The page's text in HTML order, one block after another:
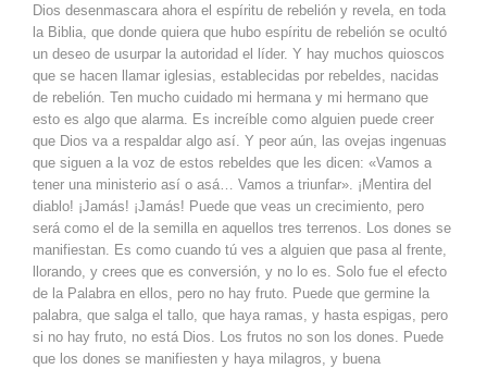
Dios desenmascara ahora el espíritu de rebelión y revela, en toda
la Biblia, que donde quiera que hubo espíritu de rebelión se ocultó
un deseo de usurpar la autoridad el líder. Y hay muchos quioscos
que se hacen llamar iglesias, establecidas por rebeldes, nacidas
de rebelión. Ten mucho cuidado mi hermana y mi hermano que
esto es algo que alarma. Es increíble como alguien puede creer
que Dios va a respaldar algo así. Y peor aún, las ovejas ingenuas
que siguen a la voz de estos rebeldes que les dicen: «Vamos a
tener una ministerio así o asá… Vamos a triunfar». ¡Mentira del
diablo! ¡Jamás! ¡Jamás! Puede que veas un crecimiento, pero
será como el de la semilla en aquellos tres terrenos. Los dones se
manifiestan. Es como cuando tú ves a alguien que pasa al frente,
llorando, y crees que es conversión, y no lo es. Solo fue el efecto
de la Palabra en ellos, pero no hay fruto. Puede que germine la
palabra, que salga el tallo, que haya ramas, y hasta espigas, pero
si no hay fruto, no está Dios. Los frutos no son los dones. Puede
que los dones se manifiesten y haya milagros, y buena